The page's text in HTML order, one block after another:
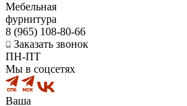
Мебельная
фурнитура
8 (965) 108-80-66
Заказать звонок
ПН-ПТ
Мы в соцсетях
Ваша